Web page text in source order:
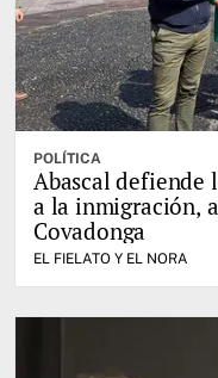
POLÍTICA
Abascal defiende
a la inmigración,
Covadonga
EL FIELATO Y EL NORA